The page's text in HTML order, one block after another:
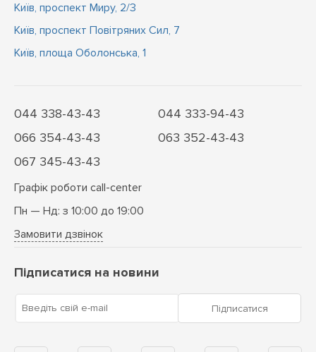
Київ, проспект Миру, 2/3
Київ, проспект Повітряних Сил, 7
Київ, площа Оболонська, 1
044 338-43-43
044 333-94-43
066 354-43-43
063 352-43-43
067 345-43-43
Графік роботи call-center
Пн — Нд: з 10:00 до 19:00
Замовити дзвінок
Підписатися на новини
Введіть свій e-mail Підписатися